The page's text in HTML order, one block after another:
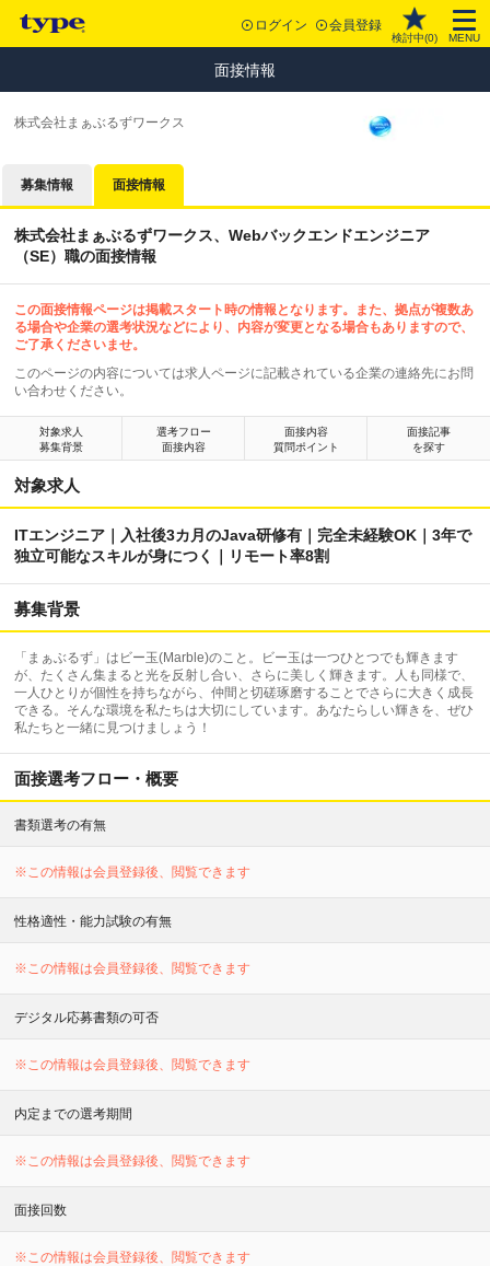
ログイン 会員登録
検討中(0) MENU
面接情報
株式会社まぁぶるずワークス
募集情報 面接情報
株式会社まぁぶるずワークス、Webバックエンドエンジニア
（SE）職の面接情報
この面接情報ページは掲載スタート時の情報となります。また、拠点が複数あ
る場合や企業の選考状況などにより、内容が変更となる場合もありますので、
ご了承くださいませ。
このページの内容については求人ページに記載されている企業の連絡先にお問
い合わせください。
対象求人
募集背景
選考フロー
面接内容
面接内容
質問ポイント
面接記事
を探す
対象求人
ITエンジニア｜入社後3カ月のJava研修有｜完全未経験OK｜3年で
独立可能なスキルが身につく｜リモート率8割
募集背景
「まぁぶるず」はビー玉(Marble)のこと。ビー玉は一つひとつでも輝きます
が、たくさん集まると光を反射し合い、さらに美しく輝きます。人も同様で、
一人ひとりが個性を持ちながら、仲間と切磋琢磨することでさらに大きく成長
できる。そんな環境を私たちは大切にしています。あなたらしい輝きを、ぜひ
私たちと一緒に見つけましょう！
面接選考フロー・概要
書類選考の有無
※この情報は会員登録後、閲覧できます
性格適性・能力試験の有無
※この情報は会員登録後、閲覧できます
デジタル応募書類の可否
※この情報は会員登録後、閲覧できます
内定までの選考期間
※この情報は会員登録後、閲覧できます
面接回数
※この情報は会員登録後、閲覧できます